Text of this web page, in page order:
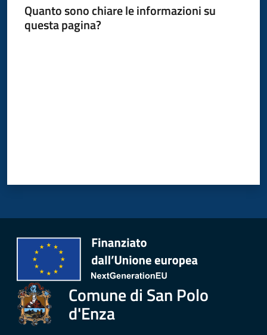
Novità
o
PagoPA
PNRR
Quanto sono chiare le informazioni su
questa pagina?
Comune di San Polo
d'Enza